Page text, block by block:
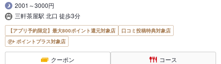
2001～3000円
三軒茶屋駅 北口 徒歩3分
【アプリ予約限定】最大800ポイント還元対象店
口コミ投稿特典対象店
ポイントプラス対象店
クーポン コース